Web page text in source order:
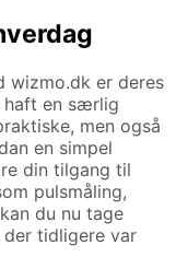
wizmo.dk er deres
haft en særlig
men også
en simpel
din tilgang til
pulsmåling,
du nu tage
tidligere var